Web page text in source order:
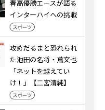
春高優勝エースが語る
インターハイへの挑戦
スポーツ
攻めだるまと恐れられ
た池田の名将・蔦文也
「ネットを越えてい
け！」【二宮清純】
スポーツ